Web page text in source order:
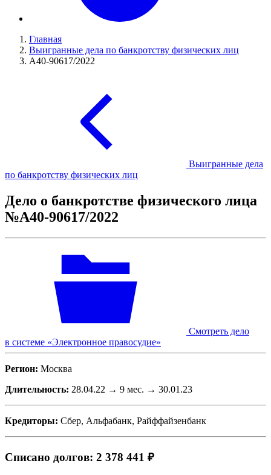
Главная
Выигранные дела по банкротству физических лиц
А40-90617/2022
Выигранные дела
по банкротству физических лиц
Дело о банкротстве физического лица
№А40-90617/2022
Смотреть дело
в системе «Электронное правосудие»
Регион: Москва
Длительность: 28.04.22 → 9 мес. → 30.01.23
Кредиторы: Сбер, Альфабанк, Райффайзенбанк
Списано долгов: 2 378 441 ₽